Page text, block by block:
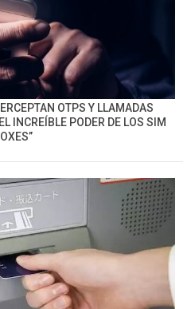
OTPS Y LLAMADAS
INCREÍBLE PODER DE LOS SIM